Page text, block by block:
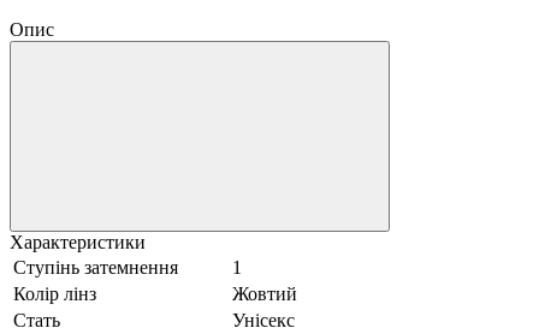
Опис
Характеристики
Ступінь затемнення
1
Колір лінз
Жовтий
Стать
Унісекс